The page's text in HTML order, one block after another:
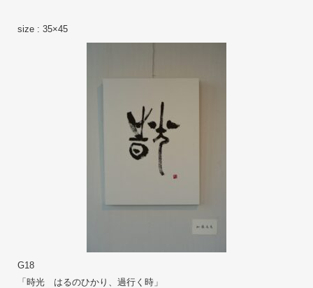
size : 35×45
G18
「時光　はるのひかり、過行く時」